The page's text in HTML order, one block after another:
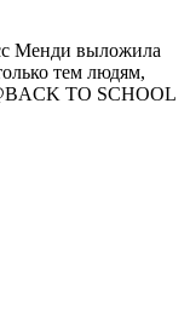
Менди выложила
тем людям,
TO SCHOOL